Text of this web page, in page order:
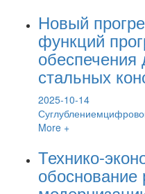
Новый
функций
обеспечения
стальных
2025-10-14
More +
Технико-
обоснование